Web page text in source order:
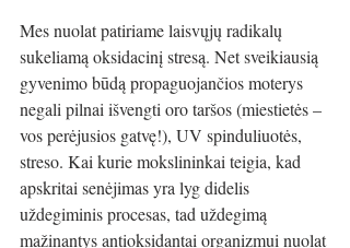
Mes nuolat patiriame laisvųjų radikalų
sukeliamą oksidacinį stresą. Net sveikiausią
gyvenimo būdą propaguojančios moterys
negali pilnai išvengti oro taršos (miestietės –
vos perėjusios gatvę!), UV spinduliuotės,
streso. Kai kurie mokslininkai teigia, kad
apskritai senėjimas yra lyg didelis
uždegiminis procesas, tad uždegimą
mažinantys antioksidantai organizmui nuolat